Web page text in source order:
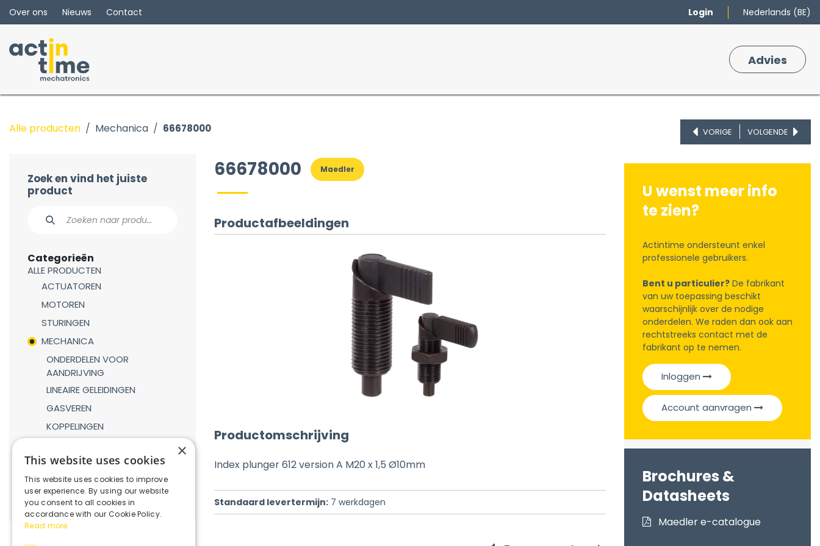
Overslaan naar inhoud
Over ons Nieuws Contact Login Nederlands (BE)
Adv​ies
Alle producten Mechanica 66678000 VORIGE VOLGENDE
Zoek en vind het juiste
product
Categorieën
ALLE PRODUCTEN
ACTUATOREN
MOTOREN
STURINGEN
MECHANICA
ONDERDELEN VOOR
AANDRIJVING
LINEAIRE GELEIDINGEN
GASVEREN
KOPPELINGEN
VERBINDINGSDELEN
ROBOTICA
66678000 Maedler
Productafbeeldingen
Productomschrijving
Index plunger 612 version A M20 x 1,5 Ø10mm
Standaard levertermijn: 7 werkdagen
U wenst meer info
te zien?
Actintime ondersteunt enkel
professionele gebruikers.
Bent u particulier? De fabrikant
van uw toepassing beschikt
waarschijnlijk over de nodige
onderdelen. We raden dan ook aan
rechtstreeks contact met de
fabrikant op te nemen.
Inloggen
Account aanvragen
Brochures &
Datasheets
Maedler e-catalogue
×
This website uses cookies
This website uses cookies to improve
user experience. By using our website
you consent to all cookies in
accordance with our Cookie Policy.
Read more